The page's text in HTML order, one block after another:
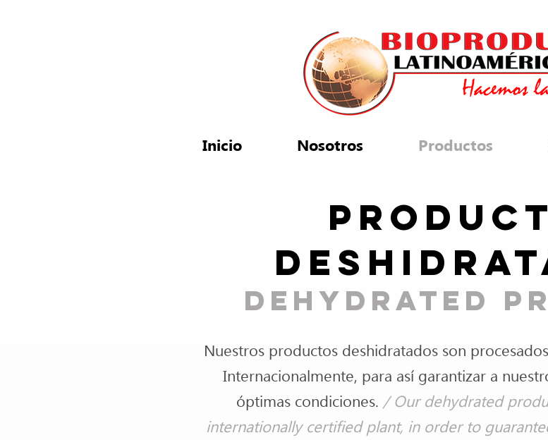
Inicio Nosotros Productos
dehydrated
Nuestros productos deshidratados son
Internacionalmente, para así garantizar a
óptimas condiciones. / Our dehydrated
internationally certified plant, in order to